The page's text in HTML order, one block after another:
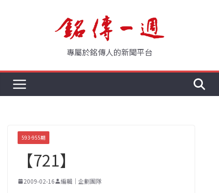
專屬於銘傳人的新聞平台
593-955期
【721】
2009-02-16 編輯｜企劃團隊